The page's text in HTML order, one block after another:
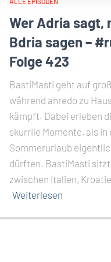
Wer Adria sagt,
Bdria sagen –
Folge 423
BastiMasti geht auf
während anredo zu
kämpft. Dabei erleben
skurrile Momente, als in
Sommerurlaub
dürften. BastiMasti
zwischen Italien,
Weiterlesen